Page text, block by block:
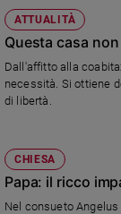
ATTUALITÀ
Questa casa
Dall'affitto alla
necessità. Si ottiene
di libertà.
CHIESA
Papa: il ricco
Nel consueto